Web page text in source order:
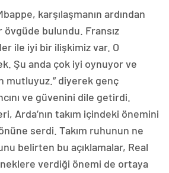
karşılaşmanın ardından
övgüde bulundu. Fransız
ile iyi bir ilişkimiz var. O
Şu anda çok iyi oynuyor ve
mutluyuz.” diyerek genç
ve güvenini dile getirdi.
Arda’nın takım içindeki önemini
serdi. Takım ruhunun ne
belirten bu açıklamalar, Real
verdiği önemi de ortaya